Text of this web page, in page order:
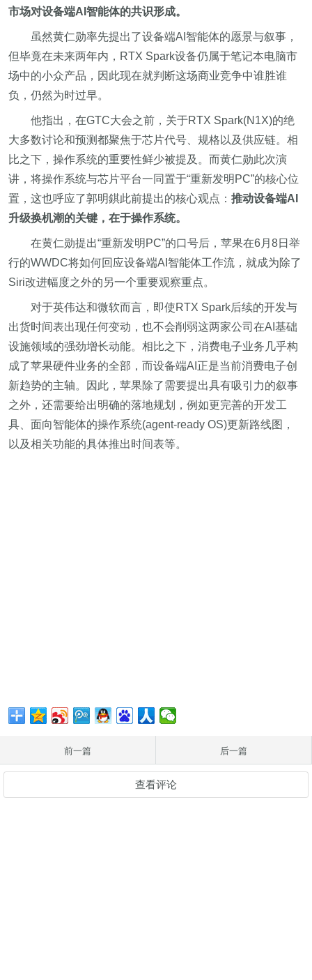
市场对设备端AI智能体的共识形成。
虽然黄仁勋率先提出了设备端AI智能体的愿景与叙事，
但毕竟在未来两年内，RTX Spark设备仍属于笔记本电脑市
场中的小众产品，因此现在就判断这场商业竞争中谁胜谁
负，仍然为时过早。
他指出，在GTC大会之前，关于RTX Spark(N1X)的绝
大多数讨论和预测都聚焦于芯片代号、规格以及供应链。相
比之下，操作系统的重要性鲜少被提及。而黄仁勋此次演
讲，将操作系统与芯片平台一同置于“重新发明PC”的核心位
置，这也呼应了郭明錤此前提出的核心观点： 推动设备端AI
升级换机潮的关键，在于操作系统。
在黄仁勋提出“重新发明PC”的口号后，苹果在6月8日举
行的WWDC将如何回应设备端AI智能体工作流，就成为除了
Siri改进幅度之外的另一个重要观察重点。
对于英伟达和微软而言，即使RTX Spark后续的开发与
出货时间表出现任何变动，也不会削弱这两家公司在AI基础
设施领域的强劲增长动能。相比之下，消费电子业务几乎构
成了苹果硬件业务的全部，而设备端AI正是当前消费电子创
新趋势的主轴。因此，苹果除了需要提出具有吸引力的叙事
之外，还需要给出明确的落地规划，例如更完善的开发工
具、面向智能体的操作系统(agent-ready OS)更新路线图，
以及相关功能的具体推出时间表等。
前一篇 后一篇
查看评论